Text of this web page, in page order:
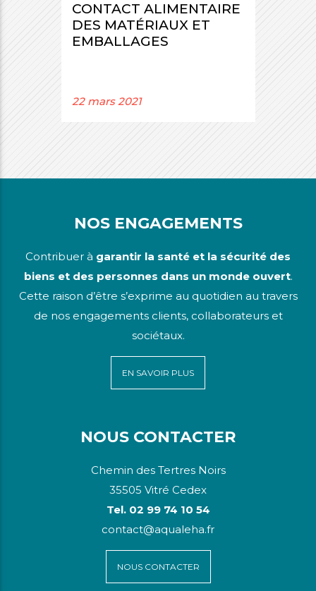
CONTACT ALIMENTAIRE
DES MATÉRIAUX ET
EMBALLAGES
22 mars 2021
NOS ENGAGEMENTS
Contribuer à garantir la santé et la sécurité des
biens et des personnes dans un monde ouvert.
Cette raison d’être s’exprime au quotidien au travers
de nos engagements clients, collaborateurs et
sociétaux.
EN SAVOIR PLUS
NOUS CONTACTER
Chemin des Tertres Noirs
35505 Vitré Cedex
Tel. 02 99 74 10 54
contact@aqualeha.fr
NOUS CONTACTER